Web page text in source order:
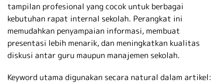
tampilan profesional yang cocok untuk berbagai
kebutuhan rapat internal sekolah. Perangkat ini
memudahkan penyampaian informasi, membuat
presentasi lebih menarik, dan meningkatkan kualitas
diskusi antar guru maupun manajemen sekolah.
Keyword utama digunakan secara natural dalam artikel: